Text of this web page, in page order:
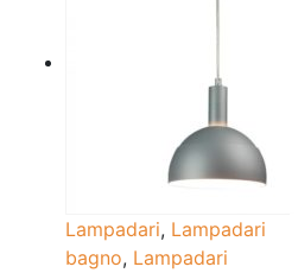
Lampadari, Lampadari
bagno, Lampadari